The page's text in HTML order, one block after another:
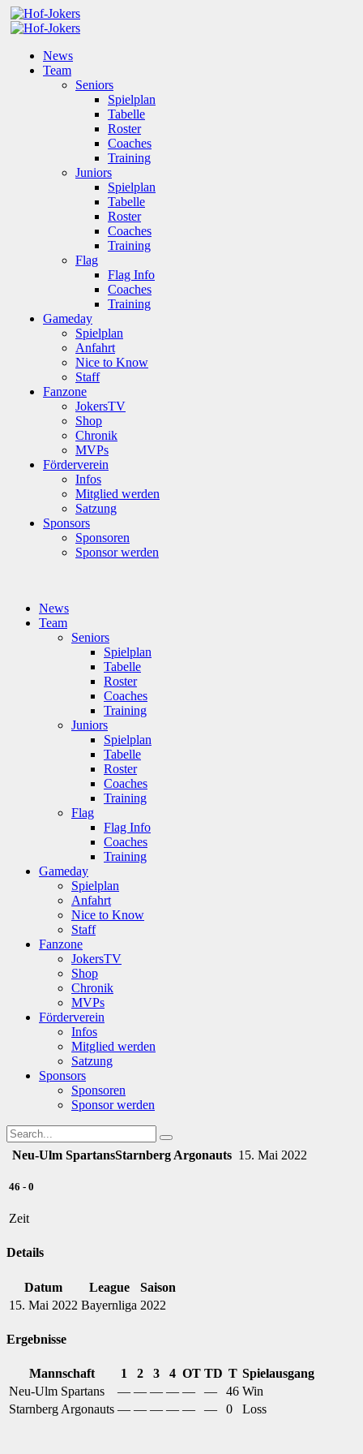
News
Team
Seniors
Spielplan
Tabelle
Roster
Coaches
Training
Juniors
Spielplan
Tabelle
Roster
Coaches
Training
Flag
Flag Info
Coaches
Training
Gameday
Spielplan
Anfahrt
Nice to Know
Staff
Fanzone
JokersTV
Shop
Chronik
MVPs
Förderverein
Infos
Mitglied werden
Satzung
Sponsors
Sponsoren
Sponsor werden
News
Team
Seniors
Spielplan
Tabelle
Roster
Coaches
Training
Juniors
Spielplan
Tabelle
Roster
Coaches
Training
Flag
Flag Info
Coaches
Training
Gameday
Spielplan
Anfahrt
Nice to Know
Staff
Fanzone
JokersTV
Shop
Chronik
MVPs
Förderverein
Infos
Mitglied werden
Satzung
Sponsors
Sponsoren
Sponsor werden
Neu-Ulm SpartansStarnberg Argonauts 15. Mai 2022
46 - 0
Zeit
Details
Datum League
Saison
15. Mai 2022 Bayernliga 2022
Ergebnisse
Mannschaft 1 2 3 4 OT TD T Spielausgang
Neu-Ulm Spartans
— — — — — — 46 Win
Starnberg Argonauts — — — — — — 0 Loss